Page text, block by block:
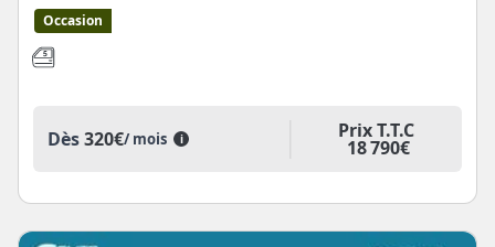
Occasion
Dès320€/ mois i Prix T.T.C
18 790€